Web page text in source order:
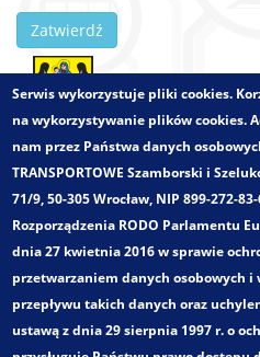
Zatwierdź
Zlecający:
Miasto Lubin
Województwo:
dolnośląskie
Pełny tytuł:
„Analiza funkcjonowania
oraz propozycje jej usprawnień”
Koncepcje rozwoju
Zakres opracowania:
Serwis wykorzystuje pliki cookies.
na wykorzystywanie plików cookies.
nam przez Państwa danych
TRANSPORTOWE Szamborski i
71/9, 50-305 Wrocław, NIP 899-272-
Rozporządzenia RODO Parlamentu
dnia 27 kwietnia 2016 w sprawie
przetwarzaniem danych osobowych i
przepływu takich danych oraz
ustawą z dnia 29 sierpnia 1997 r. o